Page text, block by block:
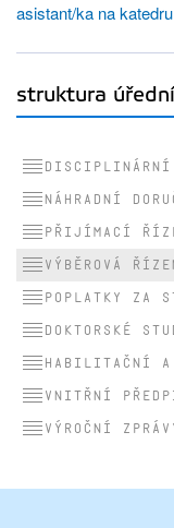
asistant/ka na
struktura
Náhradní
Přijímací
Výběrová
Poplatky za
Doktorské
Habilitační
Vnitřní
Výroční